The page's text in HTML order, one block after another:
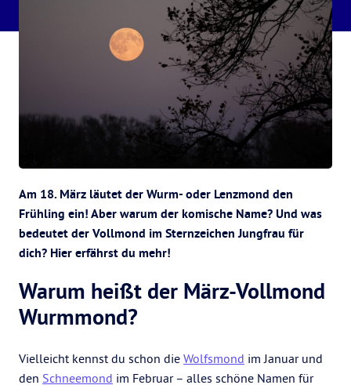
Am 18. März läutet der Wurm- oder Lenzmond den
Frühling ein! Aber warum der komische Name? Und was
bedeutet der Vollmond im Sternzeichen Jungfrau für
dich? Hier erfährst du mehr!
Warum heißt der März-Vollmond
Wurmmond?
Vielleicht kennst du schon die Wolfsmond im Januar und
den Schneemond im Februar – alles schöne Namen für